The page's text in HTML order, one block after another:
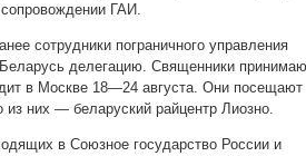
ГАИ.
сотрудники пограничного управления
делегацию. Священники
в Москве 18—24 августа. Они посещают
них — беларуский райцентр Лиозно.
в Союзное государство России и